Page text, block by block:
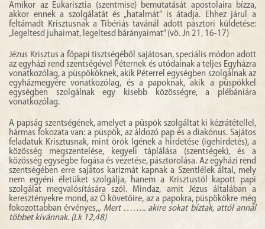
Amikor az Eukarisztia (szentmise) bemutatását apostolaira bízza,
akkor ennek a szolgálatát és „hatalmát” is átadja. Ehhez járul a
feltámadt Krisztusnak a Tibériás tavánál adott pásztori küldetése:
„legeltesd juhaimat, legeltesd bárányaimat” (vö. Jn 21, 16-17)
Jézus Krisztus a főpapi tisztségéből sajátosan, speciális módon adott
az egyházi rend szentségével Péternek és utódainak a teljes Egyházra
vonatkozólag, a püspököknek, akik Péterrel egységben szolgálnak az
egyházmegyére vonatkozólag, és a papoknak, akik a püspökkel
egységben szolgálnak egy kisebb közösségre, a plébániára
vonatkozólag.
A papság szentségének, amelyet a püspök szolgáltat ki kézrátétellel,
hármas fokozata van: a püspök, az áldozó pap és a diakónus. Sajátos
feladatuk Krisztusnak, mint örök Igének a hirdetése (igehirdetés), a
közösség megszentelése, kegyeli táplálása (szentségek), és a
közösség egységbe fogása és vezetése, pásztorolása. Az egyházi rend
szentségében erre sajátos karizmát kapnak a Szentlélek által, mely
nem egyéni életüket szolgálja, hanem a Krisztustól kapott papi
szolgálat megvalósítására szól. Mindaz, amit Jézus általában a
keresztényekre mond, az Ő követőire, az a papokra, püspökökre még
fokozottabban érvényes,„ Mert …….. akire sokat bíztak, attól annál
többet kívánnak. (Lk 12,48)